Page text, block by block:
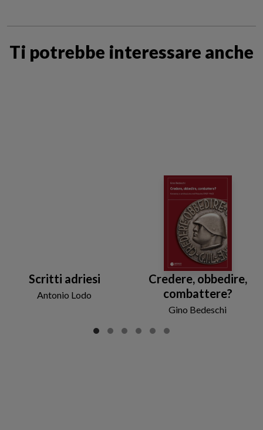
Ti potrebbe interessare anche
Scritti adriesi
Antonio Lodo
Credere, obbedire,
combattere?
Gino Bedeschi